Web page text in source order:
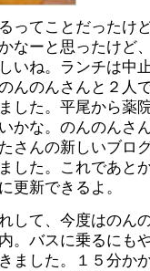
ってことだったけ
なーと思ったけど
いね。ランチは中
んのんさんと２人
した。平尾から薬
かな。のんのんさ
さんの新しいブロ
した。これであと
更新できるよ。
して、今度はのん
。バスに乗るにも
ました。１５分か